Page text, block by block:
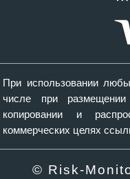
При использовании
числе при
копировании и
коммерческих целях
© Risk-